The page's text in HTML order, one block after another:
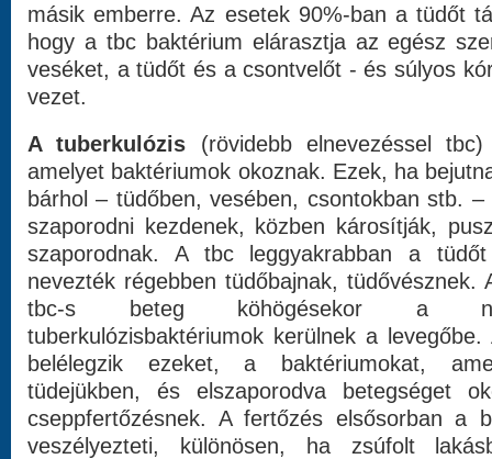
másik emberre. Az esetek 90%-ban a tüdőt
hogy a tbc baktérium elárasztja az egész
veséket, a tüdőt és a csontvelőt - és súlyos
vezet.
A tuberkulózis (rövidebb elnevezéssel
amelyet baktériumok okoznak. Ezek, ha
bárhol – tüdőben, vesében, csontokban stb.
szaporodni kezdenek, közben károsítják,
szaporodnak. A tbc leggyakrabban a
nevezték régebben tüdőbajnak, tüdővésznek.
tbc-s beteg köhögésekor a
tuberkulózisbaktériumok kerülnek a
belélegzik ezeket, a baktériumokat,
tüdejükben, és elszaporodva betegséget
cseppfertőzésnek. A fertőzés elsősorban a
veszélyezteti, különösen, ha zsúfolt